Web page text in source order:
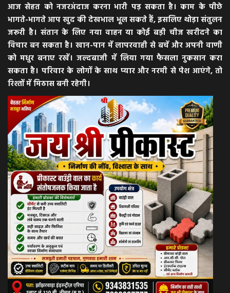
आज सेहत को नजरअंदाज करना भारी पड़ सकता है। काम के पीछे
भागते-भागते आप खुद की देखभाल भूल सकते हैं, इसलिए थोड़ा संतुलन
जरूरी है। संतान के लिए नया वाहन या कोई बड़ी चीज खरीदने का
विचार बन सकता है। खान-पान में लापरवाही से बचें और अपनी वाणी
को मधुर बनाए रखें। जल्दबाजी में लिया गया फैसला नुकसान करा
सकता है। परिवार के लोगों के साथ प्यार और नरमी से पेश आएंगे, तो
रिश्तों में मिठास बनी रहेगी।